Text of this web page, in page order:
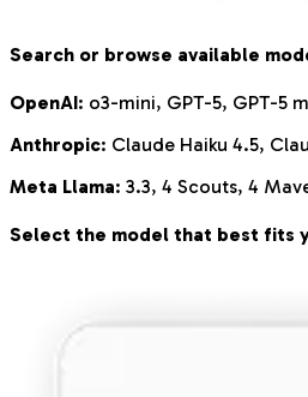
Search or browse available
OpenAI: o3-mini, GPT-5, GPT-5
Anthropic: Claude Haiku 4.5,
Meta Llama: 3.3, 4 Scouts, 4
Select the model that best fits